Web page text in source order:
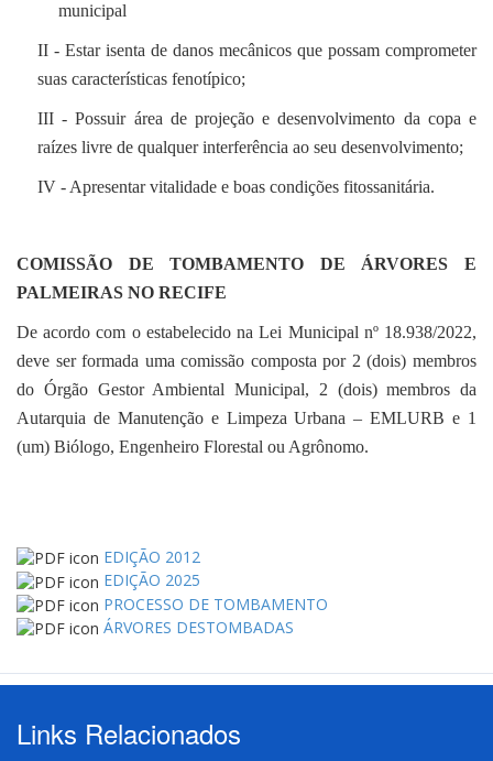
municipal
II - Estar isenta de danos mecânicos que possam comprometer
suas características fenotípico;
III - Possuir área de projeção e desenvolvimento da copa e
raízes livre de qualquer interferência ao seu desenvolvimento;
IV - Apresentar vitalidade e boas condições fitossanitária.
COMISSÃO DE TOMBAMENTO DE ÁRVORES E
PALMEIRAS NO RECIFE
De acordo com o estabelecido na Lei Municipal nº 18.938/2022,
deve ser formada uma comissão composta por 2 (dois) membros
do Órgão Gestor Ambiental Municipal, 2 (dois) membros da
Autarquia de Manutenção e Limpeza Urbana – EMLURB e 1
(um) Biólogo, Engenheiro Florestal ou Agrônomo.
EDIÇÃO 2012
EDIÇÃO 2025
PROCESSO DE TOMBAMENTO
ÁRVORES DESTOMBADAS
Links Relacionados